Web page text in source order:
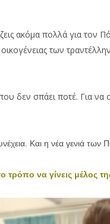
ακόμα πολλά για τον
των
δεν σπάει ποτέ. Για
Και η νέα γενιά των
τρόπο να γίνεις μέλος